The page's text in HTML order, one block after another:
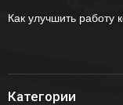
Как улучшить работу
Категории